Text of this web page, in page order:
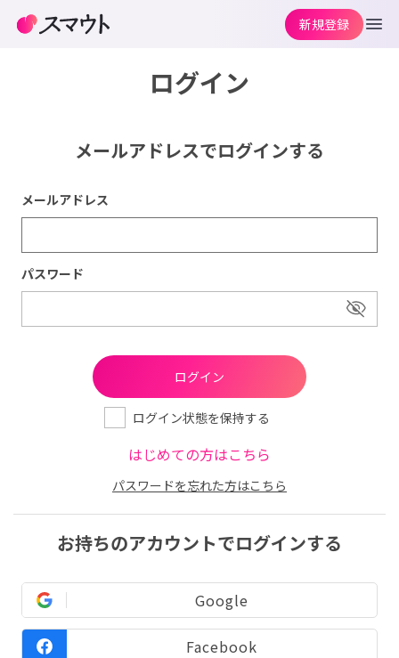
ログイン
メールアドレスでログインする
メールアドレス
パスワード
ログイン状態を保持する
はじめての方はこちら
パスワードを忘れた方はこちら
お持ちのアカウントでログインする
Google
Facebook
新規登録